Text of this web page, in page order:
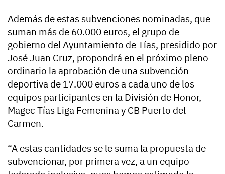
Además de estas subvenciones nominadas, que
suman más de 60.000 euros, el grupo de
gobierno del Ayuntamiento de Tías, presidido por
José Juan Cruz, propondrá en el próximo pleno
ordinario la aprobación de una subvención
deportiva de 17.000 euros a cada uno de los
equipos participantes en la División de Honor,
Magec Tías Liga Femenina y CB Puerto del
Carmen.
“A estas cantidades se le suma la propuesta de
subvencionar, por primera vez, a un equipo